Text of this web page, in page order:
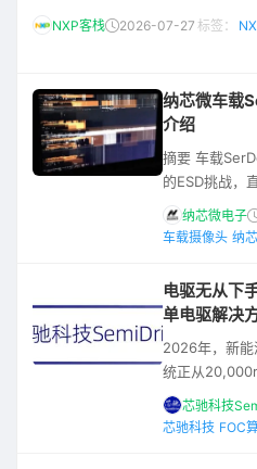
耗管理能力的智能电源分配架构。
件定义汽车的发展，车载电源分配
功耗、抑制浪涌电流，并满足更高等级
载增多，整车待机功耗控制难度提
NXP客栈 2026-07-27 标签：
纳芯微车载
介绍
摘要 车载
的ESD挑战，
性。 纳芯微
防护、RS-
方案。基于
验证表明，产
空气放电
纳芯微电子
车载摄像头 纳
电驱无从下
单电驱解决
2026年，新能
统正从
高，对电机控
越高，芯片的
芯驰科技
芯驰科技 FOC